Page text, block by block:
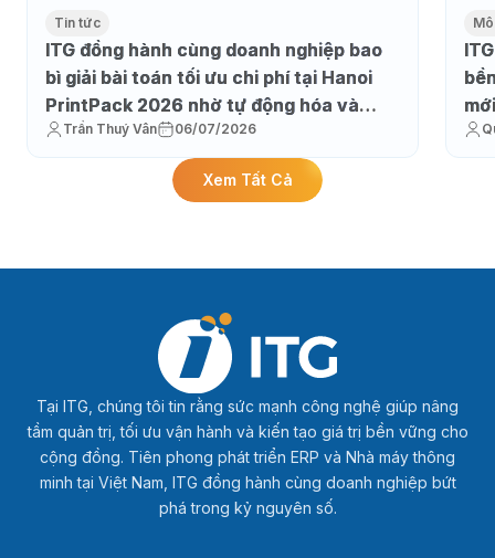
Tin tức
ITG đồng hành cùng doanh nghiệp bao
bì giải bài toán tối ưu chi phí tại Hanoi
PrintPack 2026 nhờ tự động hóa và
thực thi sản xuất
Trần Thuý Vân 06/07/2026
Xem Tất Cả
Tại ITG, chúng tôi tin rằng sức mạnh công nghệ giúp nâng
tầm quản trị, tối ưu vận hành và kiến tạo giá trị bền vững cho
cộng đồng. Tiên phong phát triển ERP và Nhà máy thông
minh tại Việt Nam, ITG đồng hành cùng doanh nghiệp bứt
phá trong kỷ nguyên số.